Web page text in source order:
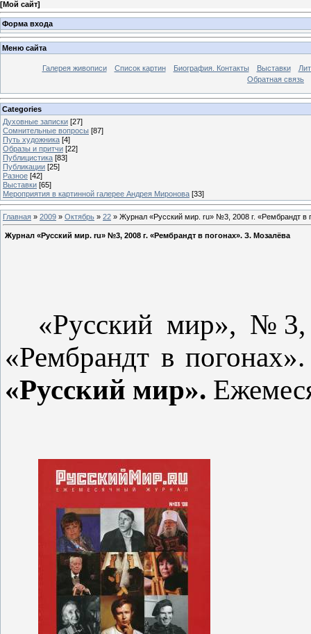
[Мой сайт]
Форма входа
Меню сайта
Галерея живописи Список картин Биография. Контакты Выставки
Обратная связь
Categories
Духовные записки [27]
Сомнительные вопросы [87]
Путь художника [4]
Образы и притчи [22]
Публицистика [83]
Публикации [25]
Разное [42]
Выставки [65]
Мероприятия в картинной галерее Андрея Миронова [33]
Главная » 2009 » Октябрь » 22 » Журнал «Русский мир. ru» №3, 2008 г. «Рембрандт в
Журнал «Русский мир. ru» №3, 2008 г. «Рембрандт в погонах». З. Мозалёва
«Русский мир», №3,
«Рембрандт в
«Русский мир».